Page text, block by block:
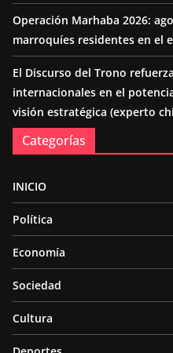
Operación Marhaba 2026:
marroquíes residentes en el
El Discurso del Trono
internacionales en el
visión estratégica (experto
Categorías
INICIO
Política
Economía
Sociedad
Cultura